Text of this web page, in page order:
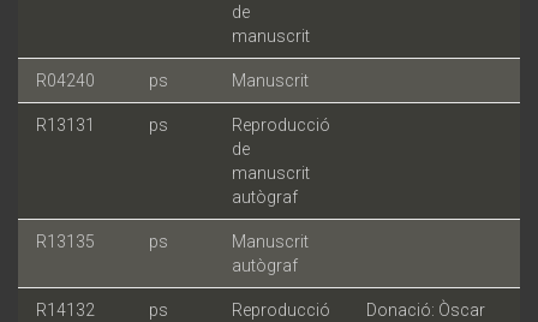
de
manuscrit
R04240 ps Manuscrit
R13131 ps
Reproducció
de
manuscrit
autògraf
R13135 ps
Manuscrit
autògraf
R14132 ps
Reproducció
Donació: Òscar